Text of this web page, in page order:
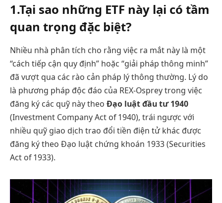
1.Tại sao những ETF này lại có tầm
quan trọng đặc biệt?
Nhiều nhà phân tích cho rằng việc ra mắt này là một
“cách tiếp cận quy định” hoặc “giải pháp thông minh”
đã vượt qua các rào cản pháp lý thông thường. Lý do
là phương pháp độc đáo của REX-Osprey trong việc
đăng ký các quỹ này theo Đạo luật đầu tư 1940
(Investment Company Act of 1940), trái ngược với
nhiều quỹ giao dịch trao đổi tiền điện tử khác được
đăng ký theo Đạo luật chứng khoán 1933 (Securities
Act of 1933).